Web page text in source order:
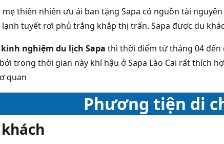
thiên nhiên ưu ái ban tặng Sapa có nguồn tài
tuyết rơi phủ trắng khắp thị trấn. Sapa được du
kinh nghiệm du lịch Sapa thì thời điểm từ tháng 04 đến
trong thời gian này khí hậu ở Sapa Lào Cai rất thích
quan
Phương tiện di